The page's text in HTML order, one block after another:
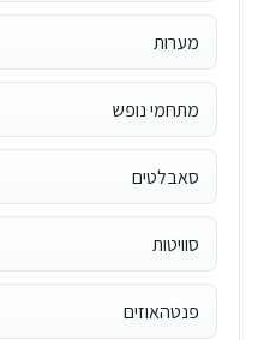
מערות
מתחמי נופש
סאבלטים
סוויטות
פנטהאוזים